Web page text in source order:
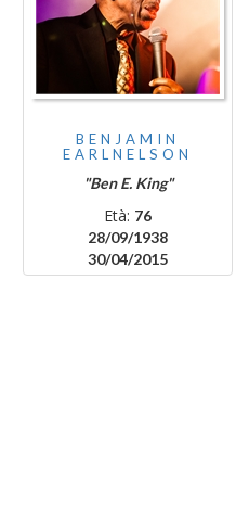
BENJAMIN
EARLNELSON
"Ben E. King"
Età: 76
28/09/1938
30/04/2015